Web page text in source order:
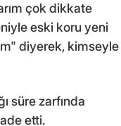
çok dikkate
eski koru yeni
diyerek, kimseyle
süre zarfında
etti.